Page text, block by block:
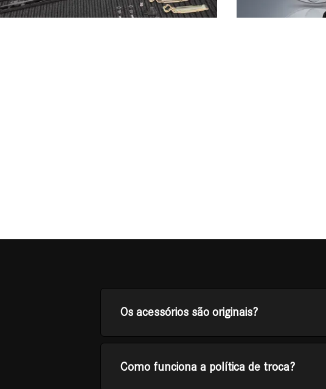
Os acessórios são originais?
Como funciona a política de troca?